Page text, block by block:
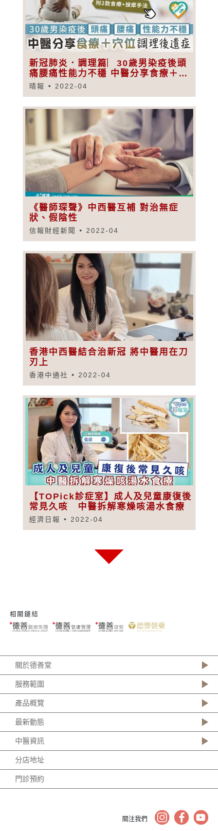
新冠肺炎．調理篇︳30歲男染疫後頭
痛腰痛性能力不穩 中醫分享食療＋穴
位調理後遺症
晴報 2022-04
《醫師琛聲》中西醫互補 對治無症
狀、假陰性
信報財經新聞 2022-04
香港中西醫結合治新冠 將中醫用在刀
刃上
香港中通社 2022-04
【TOPick診症室】成人及兒童康復後
常見久咳 中醫拆解寒燥咳湯水食療
經濟日報 2022-04
相關鏈結
關於德善堂
服務範圍
產品概覽
最新動態
中醫資訊
分店地址
門診預約
關注我們